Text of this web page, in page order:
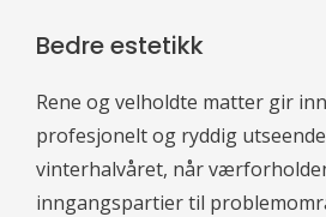
Bedre estetikk
Rene og velholdte matter gir
profesjonelt og ryddig
vinterhalvåret, når
inngangspartier til